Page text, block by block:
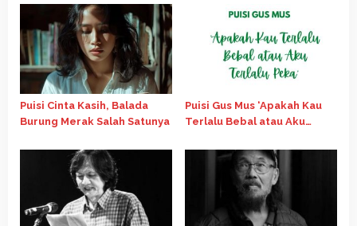
Puisi Cinta Kasih, Balada
Burung Merak Salah Satunya
Puisi Gus Mus ‘Apakah Kau
Terlalu Bebal atau Aku